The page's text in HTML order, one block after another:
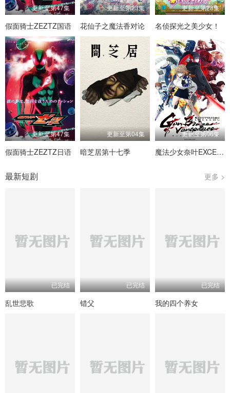
更新至第47集
假面骑士ZEZTZ国语
更新至第23集
花仙子之魔法香对论
更新至第28集
名侦探光之美少女！
更新至第47集
假面骑士ZEZTZ日语
更新至第04集
暗芝居第十七季
更新至第06集
魔法少女奈叶EXCEEDS Gun Blaze Vengeance
更多 >
最新短剧
已完结
乱世悲歌
已完结
错父
已完结
我的四个养女